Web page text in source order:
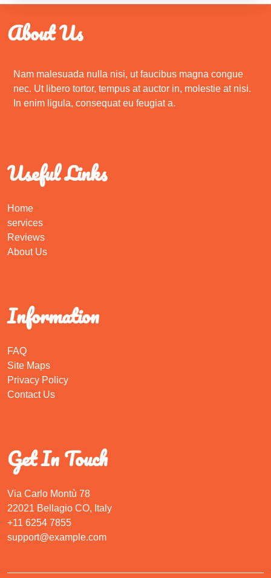
About Us
Nam malesuada nulla nisi, ut faucibus magna congue
nec. Ut libero tortor, tempus at auctor in, molestie at nisi.
In enim ligula, consequat eu feugiat a.
Useful Links
Home
services
Reviews
About Us
Information
FAQ
Site Maps
Privacy Policy
Contact Us
Get In Touch
Via Carlo Montù 78
22021 Bellagio CO, Italy
+11 6254 7855
support@example.com